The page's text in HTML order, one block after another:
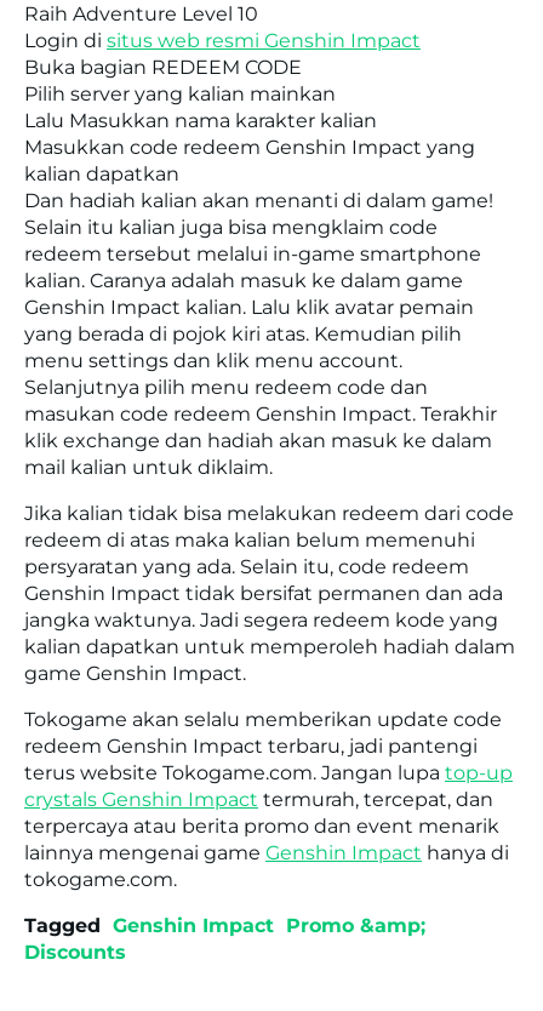
Raih Adventure Level 10
Login di situs web resmi Genshin Impact
Buka bagian REDEEM CODE
Pilih server yang kalian mainkan
Lalu Masukkan nama karakter kalian
Masukkan code redeem Genshin Impact yang
kalian dapatkan
Dan hadiah kalian akan menanti di dalam game!
Selain itu kalian juga bisa mengklaim code
redeem tersebut melalui in-game smartphone
kalian. Caranya adalah masuk ke dalam game
Genshin Impact kalian. Lalu klik avatar pemain
yang berada di pojok kiri atas. Kemudian pilih
menu settings dan klik menu account.
Selanjutnya pilih menu redeem code dan
masukan code redeem Genshin Impact. Terakhir
klik exchange dan hadiah akan masuk ke dalam
mail kalian untuk diklaim.
Jika kalian tidak bisa melakukan redeem dari code
redeem di atas maka kalian belum memenuhi
persyaratan yang ada. Selain itu, code redeem
Genshin Impact tidak bersifat permanen dan ada
jangka waktunya. Jadi segera redeem kode yang
kalian dapatkan untuk memperoleh hadiah dalam
game Genshin Impact.
Tokogame akan selalu memberikan update code
redeem Genshin Impact terbaru, jadi pantengi
terus website Tokogame.com. Jangan lupa top-up
crystals Genshin Impact termurah, tercepat, dan
terpercaya atau berita promo dan event menarik
lainnya mengenai game Genshin Impact hanya di
tokogame.com.
Tagged Genshin Impact Promo &amp;
Discounts